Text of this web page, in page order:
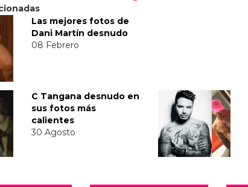
Las mejores fotos de
Dani Martín desnudo
08 Febrero
C Tangana desnudo en
sus fotos más
calientes
30 Agosto